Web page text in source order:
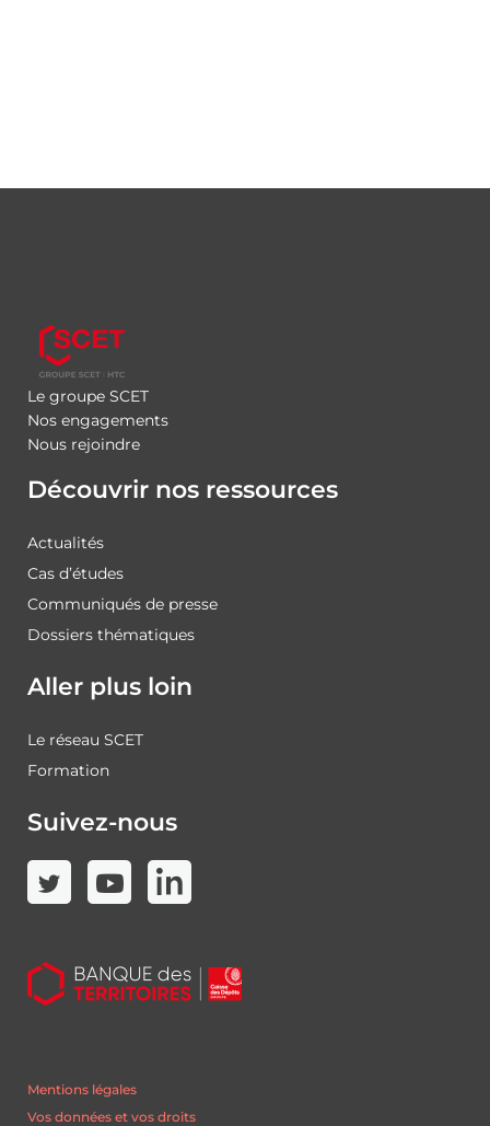
Le groupe SCET
Nos engagements
Nous rejoindre
Découvrir nos ressources
Actualités
Cas d’études
Communiqués de presse
Dossiers thématiques
Aller plus loin
Le réseau SCET
Formation
Suivez-nous
Mentions légales
Vos données et vos droits